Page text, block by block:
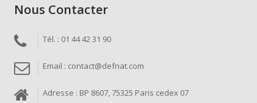
Nous Contacter
Tél. : 01 44 42 31 90
Email : contact@defnat.com
Adresse : BP 8607, 75325 Paris cedex 07